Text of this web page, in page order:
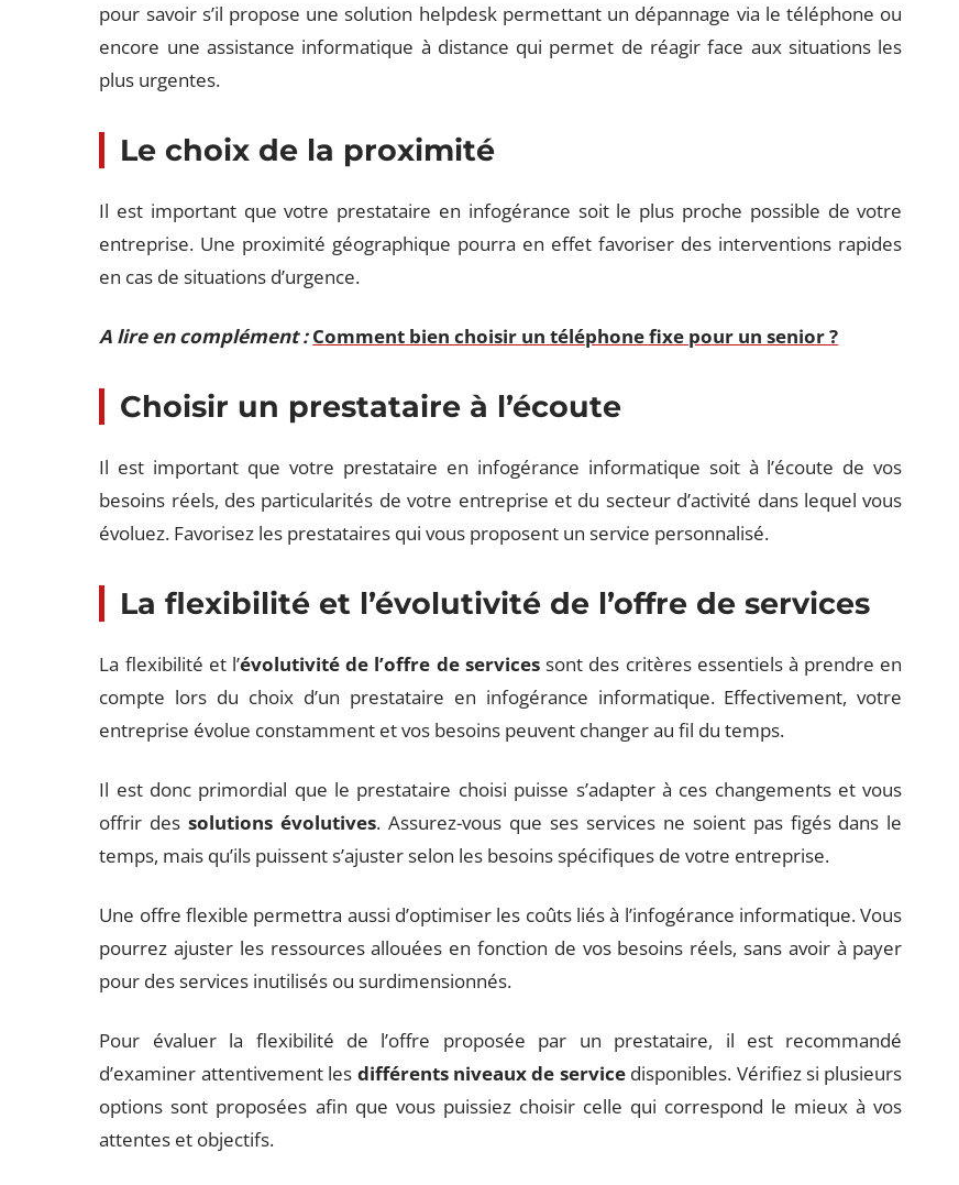
pour savoir s’il propose une solution helpdesk permettant un dépannage via le téléphone ou
encore une assistance informatique à distance qui permet de réagir face aux situations les
plus urgentes.
Le choix de la proximité
Il est important que votre prestataire en infogérance soit le plus proche possible de votre
entreprise. Une proximité géographique pourra en effet favoriser des interventions rapides
en cas de situations d’urgence.
A lire en complément : Comment bien choisir un téléphone fixe pour un senior ?
Choisir un prestataire à l’écoute
Il est important que votre prestataire en infogérance informatique soit à l’écoute de vos
besoins réels, des particularités de votre entreprise et du secteur d’activité dans lequel vous
évoluez. Favorisez les prestataires qui vous proposent un service personnalisé.
La flexibilité et l’évolutivité de l’offre de services
La flexibilité et l’évolutivité de l’offre de servicessont des critères essentiels à prendre en
compte lors du choix d’un prestataire en infogérance informatique. Effectivement, votre
entreprise évolue constamment et vos besoins peuvent changer au fil du temps.
Il est donc primordial que le prestataire choisi puisse s’adapter à ces changements et vous
offrir dessolutions évolutives. Assurez-vous que ses services ne soient pas figés dans le
temps, mais qu’ils puissent s’ajuster selon les besoins spécifiques de votre entreprise.
Une offre flexible permettra aussi d’optimiser les coûts liés à l’infogérance informatique. Vous
pourrez ajuster les ressources allouées en fonction de vos besoins réels, sans avoir à payer
pour des services inutilisés ou surdimensionnés.
Pour évaluer la flexibilité de l’offre proposée par un prestataire, il est recommandé
d’examiner attentivement les différents niveaux de servicedisponibles. Vérifiez si plusieurs
options sont proposées afin que vous puissiez choisir celle qui correspond le mieux à vos
attentes et objectifs.